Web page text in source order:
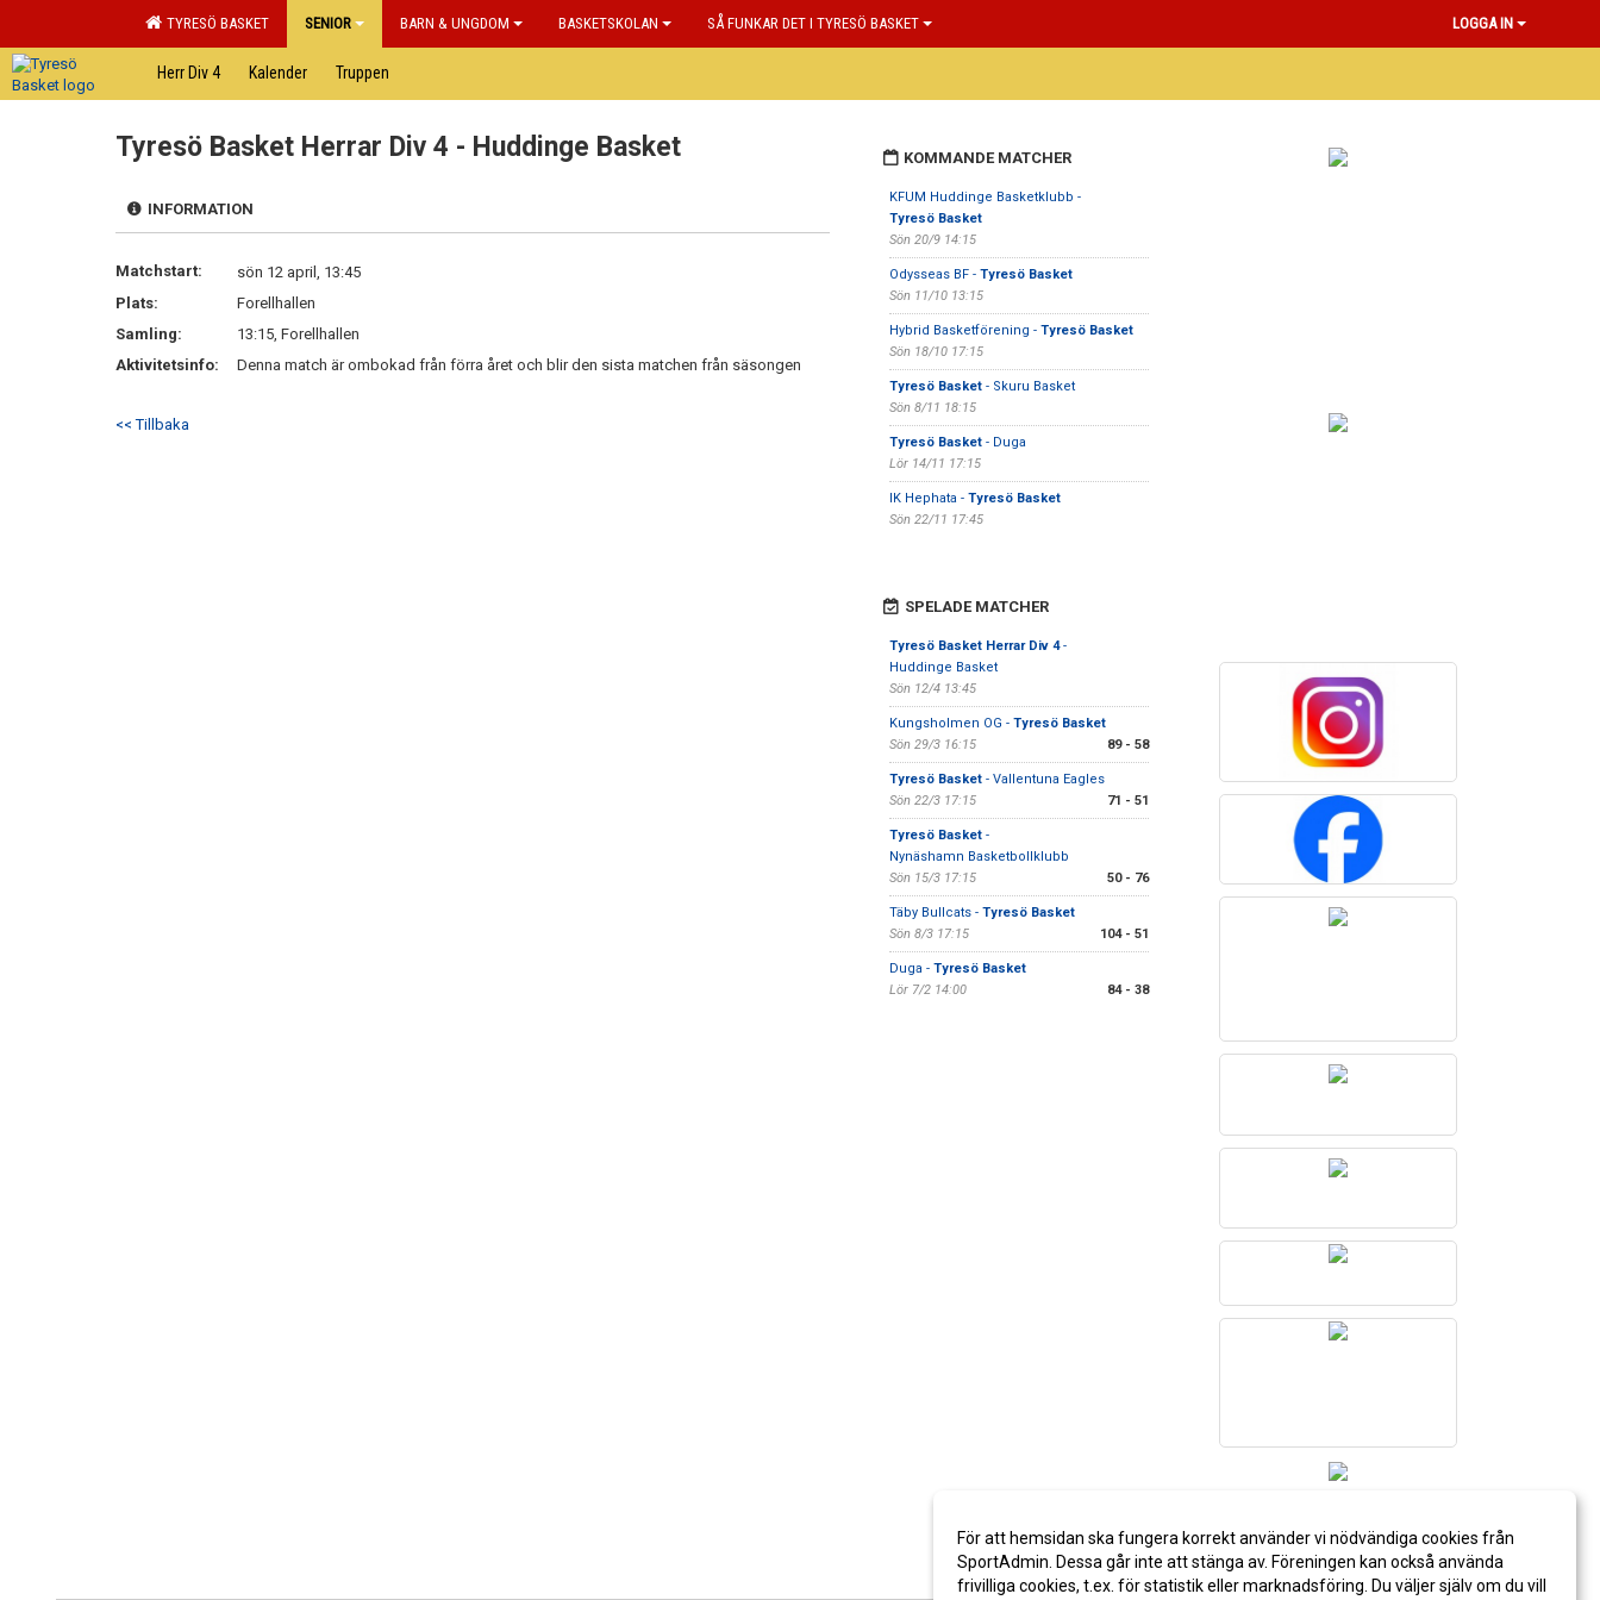
TYRESÖ BASKET SENIOR BARN & UNGDOM BASKETSKOLAN SÅ FUNKAR DET I TYRESÖ BASKET LOGGA IN
Herr Div 4 Kalender Truppen
Tyresö Basket Herrar Div 4 - Huddinge Basket
INFORMATION
Matchstart:
sön 12 april, 13:45
Plats:
Forellhallen
Samling:
13:15, Forellhallen
Aktivitetsinfo:
Denna match är ombokad från förra året och blir den sista matchen från säsongen
<< Tillbaka
KOMMANDE MATCHER
KFUM Huddinge Basketklubb -
Tyresö Basket
Sön 20/9 14:15
Odysseas BF - Tyresö Basket
Sön 11/10 13:15
Hybrid Basketförening - Tyresö Basket
Sön 18/10 17:15
Tyresö Basket- Skuru Basket
Sön 8/11 18:15
Tyresö Basket- Duga
Lör 14/11 17:15
IK Hephata - Tyresö Basket
Sön 22/11 17:45
SPELADE MATCHER
Tyresö Basket Herrar Div 4-
Huddinge Basket
Sön 12/4 13:45
Kungsholmen OG - Tyresö Basket
Sön 29/3 16:15
89 - 58
Tyresö Basket- Vallentuna Eagles
Sön 22/3 17:15
71 - 51
Tyresö Basket-
Nynäshamn Basketbollklubb
Sön 15/3 17:15
50 - 76
Täby Bullcats - Tyresö Basket
Sön 8/3 17:15
104 - 51
Duga - Tyresö Basket
Lör 7/2 14:00
84 - 38
För att hemsidan ska fungera korrekt använder vi nödvändiga cookies från
SportAdmin. Dessa går inte att stänga av. Föreningen kan också använda
frivilliga cookies, t.ex. för statistik eller marknadsföring. Du väljer själv om du vill